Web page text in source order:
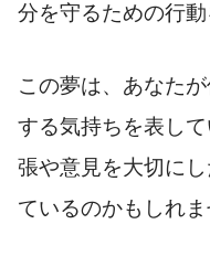
分を守るための行動
この夢は、あなた
する気持ちを表し
張や意見を大切に
ているのかもしれま